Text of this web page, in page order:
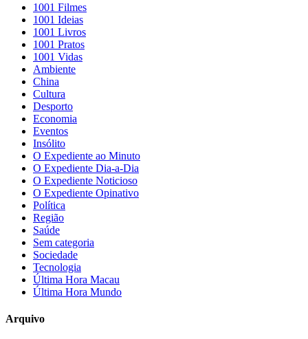
1001 Filmes
1001 Ideias
1001 Livros
1001 Pratos
1001 Vidas
Ambiente
China
Cultura
Desporto
Economia
Eventos
Insólito
O Expediente ao Minuto
O Expediente Dia-a-Dia
O Expediente Noticioso
O Expediente Opinativo
Política
Região
Saúde
Sem categoria
Sociedade
Tecnologia
Última Hora Macau
Última Hora Mundo
Arquivo